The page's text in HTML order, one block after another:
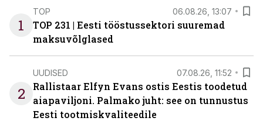
1
TOP 06.08.26, 13:07
TOP 231 | Eesti tööstussektori suuremad
maksuvõlglased
2
UUDISED 07.08.26, 11:52
Rallistaar Elfyn Evans ostis Eestis toodetud
aiapaviljoni. Palmako juht: see on tunnustus
Eesti tootmiskvaliteedile